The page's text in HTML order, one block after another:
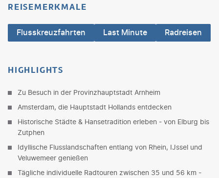
REISEMERKMALE
Flusskreuzfahrten Last Minute Radreisen
HIGHLIGHTS
Zu Besuch in der Provinzhauptstadt Arnheim
Amsterdam, die Hauptstadt Hollands entdecken
Historische Städte & Hansetradition erleben - von Elburg bis
Zutphen
Idyllische Flusslandschaften entlang von Rhein, IJssel und
Veluwemeer genießen
Tägliche individuelle Radtouren zwischen 35 und 56 km -